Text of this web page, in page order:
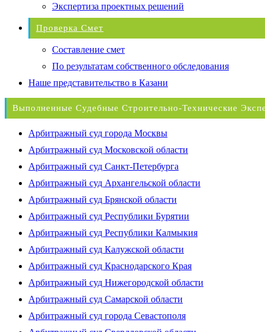
Экспертиза проектных решений
Проверка Смет
Составление смет
По результатам собственного обследования
Наше представительство в Казани
Выполненные Судебные Строительно-Технические
Арбитражный суд города Москвы
Арбитражный суд Московской области
Арбитражный суд Санкт-Петербурга
Арбитражный суд Архангельской области
Арбитражный суд Брянской области
Арбитражный суд Республики Бурятии
Арбитражный суд Республики Калмыкия
Арбитражный суд Калужской области
Арбитражный суд Краснодарского Края
Арбитражный суд Нижегородской области
Арбитражный суд Самарской области
Арбитражный суд города Севастополя